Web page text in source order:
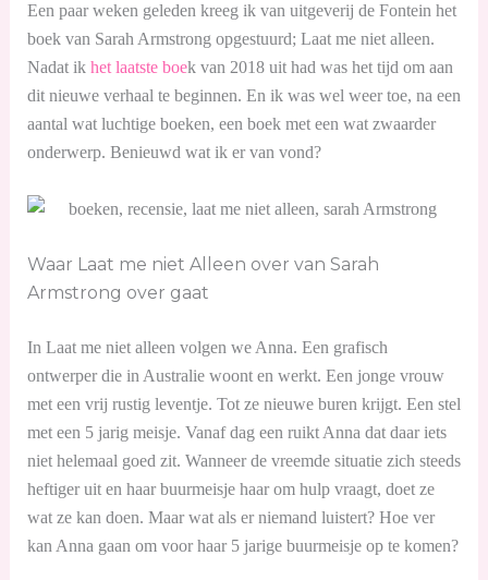
Een paar weken geleden kreeg ik van uitgeverij de Fontein het
boek van Sarah Armstrong opgestuurd; Laat me niet alleen.
Nadat ik het laatste boek van 2018 uit had was het tijd om aan
dit nieuwe verhaal te beginnen. En ik was wel weer toe, na een
aantal wat luchtige boeken, een boek met een wat zwaarder
onderwerp. Benieuwd wat ik er van vond?
Waar Laat me niet Alleen over van Sarah
Armstrong over gaat
In Laat me niet alleen volgen we Anna. Een grafisch
ontwerper die in Australie woont en werkt. Een jonge vrouw
met een vrij rustig leventje. Tot ze nieuwe buren krijgt. Een stel
met een 5 jarig meisje. Vanaf dag een ruikt Anna dat daar iets
niet helemaal goed zit. Wanneer de vreemde situatie zich steeds
heftiger uit en haar buurmeisje haar om hulp vraagt, doet ze
wat ze kan doen. Maar wat als er niemand luistert? Hoe ver
kan Anna gaan om voor haar 5 jarige buurmeisje op te komen?